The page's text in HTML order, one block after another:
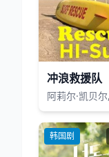
冲浪救援队
韩国剧